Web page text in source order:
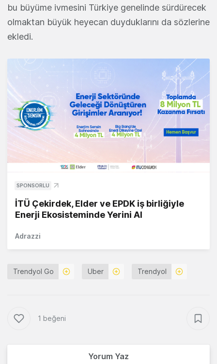
bu büyüme ivmesini Türkiye genelinde sürdürecek
olmaktan büyük heyecan duyduklarını da sözlerine
ekledi.
SPONSORLU
İTÜ Çekirdek, Elder ve EPDK iş birliğiyle
Enerji Ekosisteminde Yerini Al
Adrazzi
Trendyol Go Uber Trendyol
1 beğeni
Yorum Yaz